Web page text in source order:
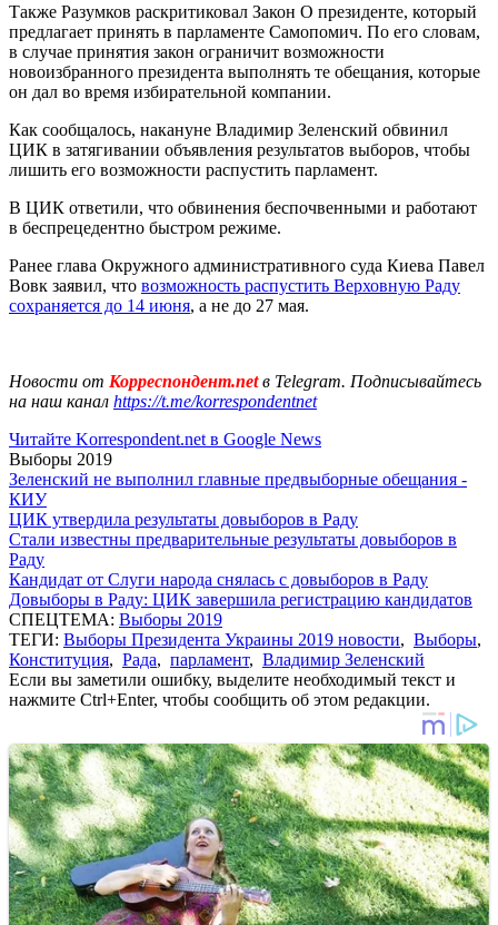
Также Разумков раскритиковал Закон О президенте, который
предлагает принять в парламенте Самопомич. По его словам,
в случае принятия закон ограничит возможности
новоизбранного президента выполнять те обещания, которые
он дал во время избирательной компании.
Как сообщалось, накануне Владимир Зеленский обвинил
ЦИК в затягивании объявления результатов выборов, чтобы
лишить его возможности распустить парламент.
В ЦИК ответили, что обвинения беспочвенными и работают
в беспрецедентно быстром режиме.
Ранее глава Окружного административного суда Киева Павел
Вовк заявил, что возможность распустить Верховную Раду
сохраняется до 14 июня, а не до 27 мая.
Новости от Корреспондент.netв Telegram. Подписывайтесь
на наш канал https://t.me/korrespondentnet
Читайте Korrespondent.net в Google News
Выборы 2019
Зеленский не выполнил главные предвыборные обещания -
КИУ
ЦИК утвердила результаты довыборов в Раду
Стали известны предварительные результаты довыборов в
Раду
Кандидат от Слуги народа снялась с довыборов в Раду
Довыборы в Раду: ЦИК завершила регистрацию кандидатов
СПЕЦТЕМА: Выборы 2019
ТЕГИ: Выборы Президента Украины 2019 новости, Выборы,
Конституция, Рада, парламент, Владимир Зеленский
Если вы заметили ошибку, выделите необходимый текст и
нажмите Ctrl+Enter, чтобы сообщить об этом редакции.